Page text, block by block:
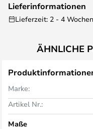
Lieferinformationen
Lieferzeit: 2 - 4 Wochen
ÄHNLICHE
Marke:
Artikel Nr.:
Maße